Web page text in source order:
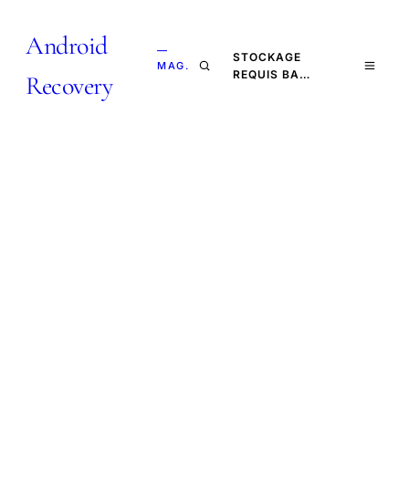
Android
Recovery
—
MAG.
STOCKAGE
REQUIS BA…